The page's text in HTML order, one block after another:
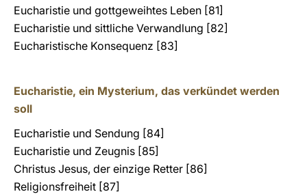
Eucharistie und gottgeweihtes Leben [81]
Eucharistie und sittliche Verwandlung [82]
Eucharistische Konsequenz [83]
Eucharistie, ein Mysterium, das verkündet werden
soll
Eucharistie und Sendung [84]
Eucharistie und Zeugnis [85]
Christus Jesus, der einzige Retter [86]
Religionsfreiheit [87]